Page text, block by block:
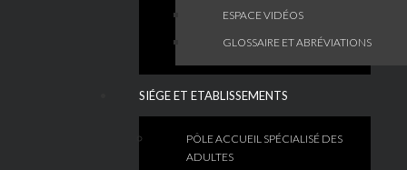
ESPACE VIDÉOS
GLOSSAIRE ET ABRÉVIATIONS
SIÉGE ET ETABLISSEMENTS
PÔLE ACCUEIL SPÉCIALISÉ DES
ADULTES